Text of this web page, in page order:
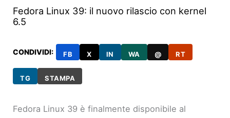
Fedora Linux 39: il nuovo rilascio con kernel
6.5
CONDIVIDI: FB X IN WA @ RT
TG STAMPA
Fedora Linux 39 è finalmente disponibile al